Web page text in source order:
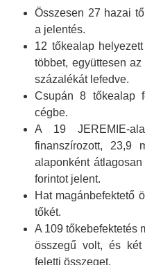
Összesen 27 hazai
a jelentés.
12 tőkealap
többet, együttesen
százalékát lefedve.
Csupán 8 tőkealap
cégbe.
A 19 JEREMIE-
finanszírozott, 23,9
alaponként
forintot jelent.
Hat magánbefektető
tőkét.
A 109 tőkebefektetés
összegű volt, és
feletti összeget.